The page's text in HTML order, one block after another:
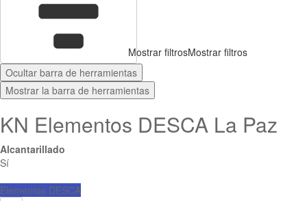
Mostrar filtrosMostrar filtros
Ocultar barra de herramientas
Mostrar la barra de herramientas
KN Elementos DESCA La Paz
Alcantarillado
Sí
Elementos DESCA